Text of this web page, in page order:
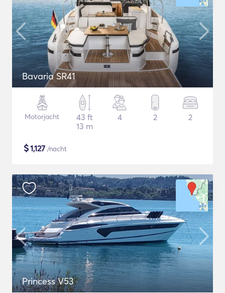
Bavaria SR41
Motorjacht
43 ft
13 m
4 2 2
$1,127 /nacht
Princess V53